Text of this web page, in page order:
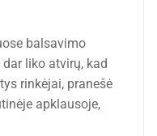
balsavimo
liko atvirų, kad
rinkėjai, pranešė
apklausoje,